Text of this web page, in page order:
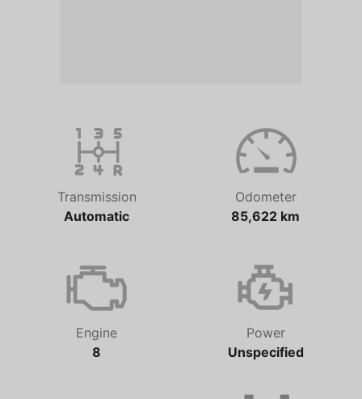
Transmission
Automatic
Odometer
85,622 km
Engine
8
Power
Unspecified